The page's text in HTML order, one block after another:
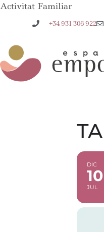
Activitat Familiar
+34 931 306 922
DIC
10
JUL